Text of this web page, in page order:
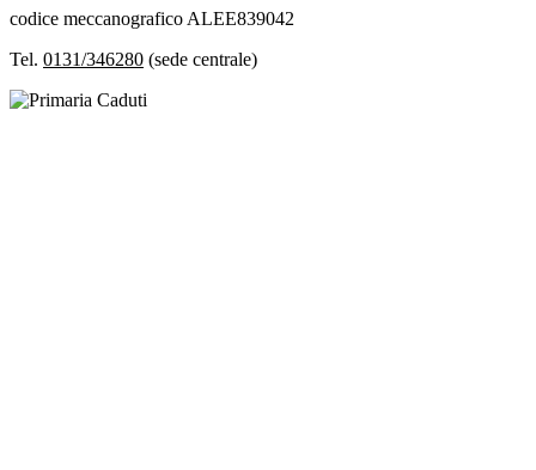
codice meccanografico ALEE839042
Tel. 0131/346280 (sede centrale)